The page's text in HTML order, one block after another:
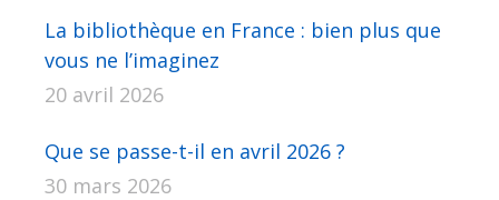
La bibliothèque en France : bien plus que
vous ne l’imaginez
20 avril 2026
Que se passe-t-il en avril 2026 ?
30 mars 2026